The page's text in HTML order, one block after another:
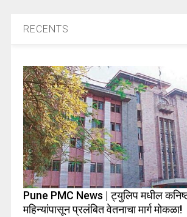
RECENTS
Pune PMC News | ट्युलिप मधील
महिन्यांपासून प्रलंबित वेतनाचा मार्ग मोकळा!